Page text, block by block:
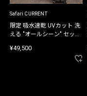
Safari CURRENT
限定 吸水速乾 UVカット 洗
える "オールシーン" セット
¥49,500